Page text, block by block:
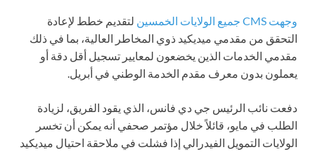
وجهت CMS جميع الولايات الخمسين
لتقديم خطط لإعادة
التحقق من مقدمي ميديكيد ذوي المخاطر العالية، بما في ذلك
مقدمي الخدمات الذين يخضعون لمعايير تسجيل أقل دقة أو
يعملون بدون معرف مقدم الخدمة الوطني في أبريل.
دفعت نائب الرئيس جي دي فانس، الذي يقود الفريق، لزيادة
الطلب في مايو، قائلاً خلال مؤتمر صحفي أنه يمكن أن تخسر
الولايات التمويل الفيدرالي إذا فشلت في ملاحقة احتيال ميديكيد